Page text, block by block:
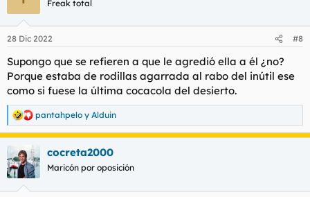
e
:
Freak total
28 Dic 2022 #8
Supongo que se refieren a que le agredió ella a él ¿no?
Porque estaba de rodillas agarrada al rabo del inútil ese
como si fuese la última cocacola del desierto.
R
e
a
c
c
i
pantahpelo y Alduin
cocreta2000
Maricón por oposición